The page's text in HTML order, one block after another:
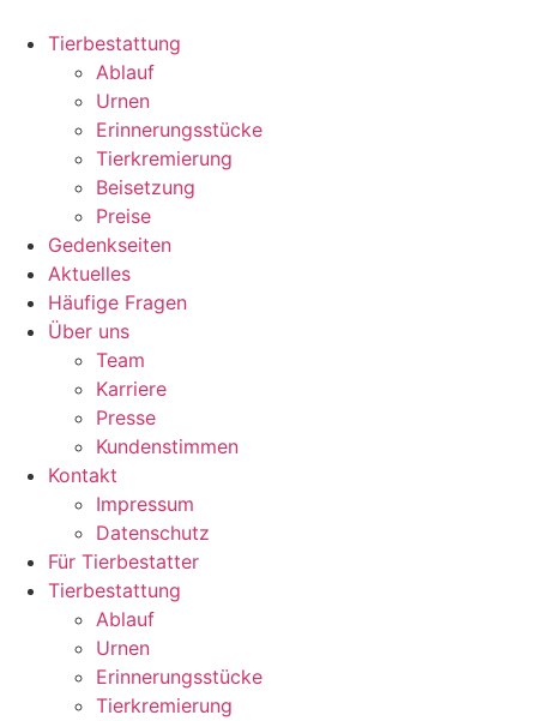
Inhalt
wechseln
Tierbestattung
Ablauf
Urnen
Erinnerungsstücke
Tierkremierung
Beisetzung
Preise
Gedenkseiten
Aktuelles
Häufige Fragen
Über uns
Team
Karriere
Presse
Kundenstimmen
Kontakt
Impressum
Datenschutz
Für Tierbestatter
Tierbestattung
Ablauf
Urnen
Erinnerungsstücke
Tierkremierung